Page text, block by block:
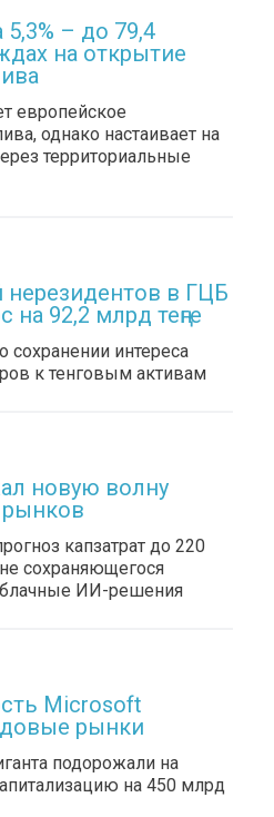
5,3% – до 79,4
на открытие
европейское
однако настаивает на
территориальные
в ГЦБ
92,2 млрд теңге
сохранении интереса
к тенговым активам
новую волну
капзатрат до 220
сохраняющегося
ИИ-решения
Microsoft
рынки
подорожали на
на 450 млрд